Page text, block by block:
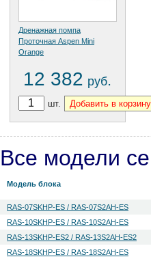
Дренажная помпа
Проточная Aspen Mini
Orange
12 382 руб.
шт.
Все модели
Модель блока
RAS-07SKHP-ES / RAS-07S2AH-ES
RAS-10SKHP-ES / RAS-10S2AH-ES
RAS-13SKHP-ES2 / RAS-13S2AH-ES2
RAS-18SKHP-ES / RAS-18S2AH-ES